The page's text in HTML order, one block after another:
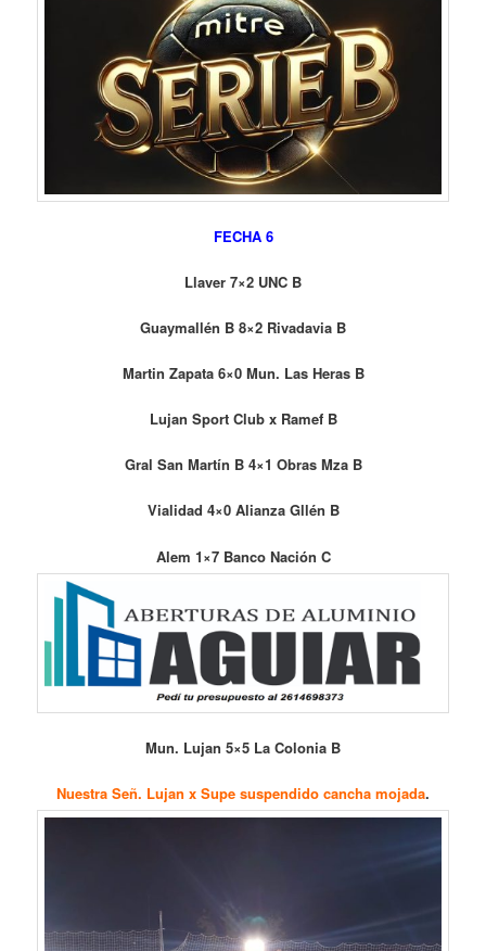
FECHA 6
Llaver 7×2 UNC B
Guaymallén B 8×2 Rivadavia B
Martin Zapata 6×0 Mun. Las Heras B
Lujan Sport Club x Ramef B
Gral San Martín B 4×1 Obras Mza B
Vialidad 4×0 Alianza Gllén B
Alem 1×7 Banco Nación C
Mun. Lujan 5×5 La Colonia B
Nuestra Señ. Lujan x Supe suspendido cancha mojada.